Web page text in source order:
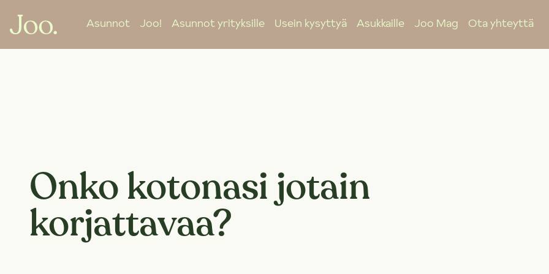
Asunnot Joo! Asunnot yrityksille Usein kysyttyä Asukkaille Joo Mag Ota yhteyttä
Onko kotonasi jotain
korjattavaa?